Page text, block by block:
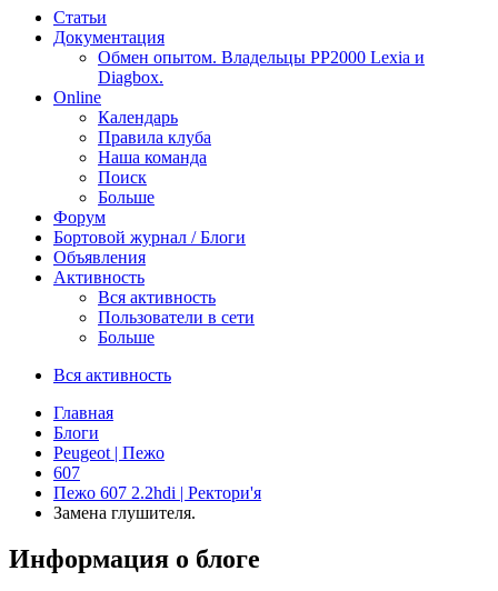
Статьи
Документация
Обмен опытом. Владельцы PP2000 Lexia и
Diagbox.
Online
Календарь
Правила клуба
Наша команда
Поиск
Больше
Форум
Бортовой журнал / Блоги
Объявления
Активность
Вся активность
Пользователи в сети
Больше
Вся активность
Главная
Блоги
Peugeot | Пежо
607
Пежо 607 2.2hdi | Ректори'я
Замена глушителя.
Информация о блоге